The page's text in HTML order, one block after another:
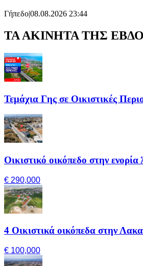
Γήπεδο|08.08.2026 23:44
ΤΑ ΑΚΙΝΗΤΑ ΤΗΣ
Τεμάχια Γης σε Οικιστικές
Οικιστικό οικόπεδο στην
€ 290,000
4 Οικιστικά οικόπεδα στην
€ 100,000